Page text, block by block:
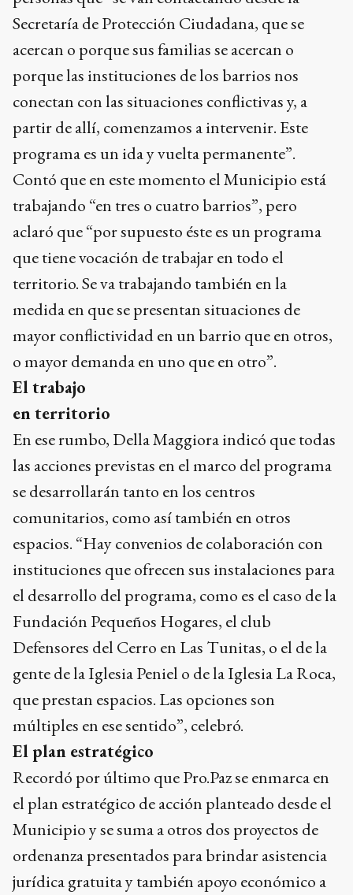
Secretaría de Protección Ciudadana, que se
acercan o porque sus familias se acercan o
porque las instituciones de los barrios nos
conectan con las situaciones conflictivas y, a
partir de allí, comenzamos a intervenir. Este
programa es un ida y vuelta permanente”.
Contó que en este momento el Municipio está
trabajando “en tres o cuatro barrios”, pero
aclaró que “por supuesto éste es un programa
que tiene vocación de trabajar en todo el
territorio. Se va trabajando también en la
medida en que se presentan situaciones de
mayor conflictividad en un barrio que en otros,
o mayor demanda en uno que en otro”.
El trabajo
en territorio
En ese rumbo, Della Maggiora indicó que todas
las acciones previstas en el marco del programa
se desarrollarán tanto en los centros
comunitarios, como así también en otros
espacios. “Hay convenios de colaboración con
instituciones que ofrecen sus instalaciones para
el desarrollo del programa, como es el caso de la
Fundación Pequeños Hogares, el club
Defensores del Cerro en Las Tunitas, o el de la
gente de la Iglesia Peniel o de la Iglesia La Roca,
que prestan espacios. Las opciones son
múltiples en ese sentido”, celebró.
El plan estratégico
Recordó por último que Pro.Paz se enmarca en
el plan estratégico de acción planteado desde el
Municipio y se suma a otros dos proyectos de
ordenanza presentados para brindar asistencia
jurídica gratuita y también apoyo económico a